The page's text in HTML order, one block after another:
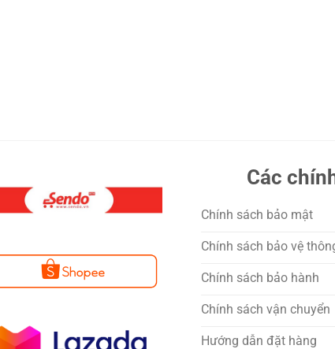
Các
Chính sách bảo mật
Chính sách bảo vệ
Chính sách bảo hành
Chính sách vận chuyển
Hướng dẫn đặt hàng